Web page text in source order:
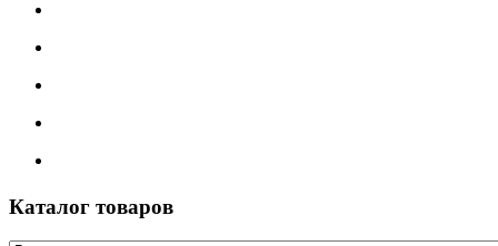
Каталог товаров